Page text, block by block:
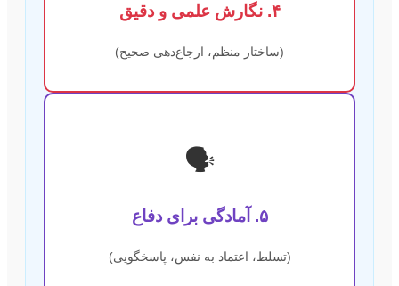
۴. نگارش علمی و دقیق
(ساختار منظم، ارجاع‌دهی صحیح)
🗣️
۵. آمادگی برای دفاع
(تسلط، اعتماد به نفس، پاسخگویی)